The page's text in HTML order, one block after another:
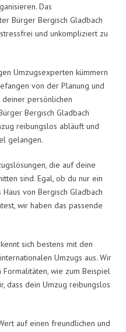
Das
Bürger Bergisch Gladbach
und unkompliziert zu
Umzugsexperten kümmern
von der Planung und
persönlichen
Bergisch Gladbach
reibungslos abläuft und
gelangen.
die auf deine
sind. Egal, ob du nur ein
von Bergisch Gladbach
wir haben das passende
sich bestens mit den
Umzugs aus. Wir
wie zum Beispiel
dass dein Umzug reibungslos
auf einen freundlichen und